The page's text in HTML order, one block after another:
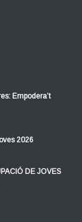
Empodera’t
2026
DE JOVES